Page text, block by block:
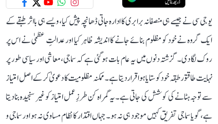
یو جی سی نے جیسے ہی منصفانہ برابری کا ادارہ جاتی ڈھانچہ پیش کیا، ویسے ہی بااثر طبقے کے
ایک گروہ نے خود کو مظلوم بنائے جانے کا اندیشہ ظاہر کیا اور عدالتِ عظمیٰ نے اس پر
روک لگا دی۔ گزشتہ دنوں میں یہ عام بات ہو گئی ہے کہ سماجی، معاشی اور سیاسی طور پر
نہایت طاقتور طبقہ خود کو ستایا ہوا قرار دیتا ہے۔ ممکنہ مظلومیت کا دعویٰ کر کے اصل امتیاز
سے توجہ ہٹانے کی کوشش کی جاتی ہے۔ یہ گمراہ کن طرزِ عمل امتیاز کو غیر سنجیدہ بنا دیتا
ہے، گویا سماجی تفریق کہیں موجود ہی نہ ہو۔ جہاں اقتدار کا نظام مساوی نہ ہو اور سماجی و